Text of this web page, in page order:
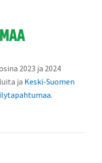
2023 ja 2024
ja Keski-Suomen
.